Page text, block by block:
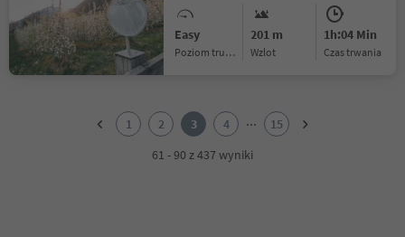
Easy
Poziom trudności
201 m
Wzlot
1h:04 Min
czas trwania
1 2 3 4 ...
15
61 - 90 z 437 wyniki